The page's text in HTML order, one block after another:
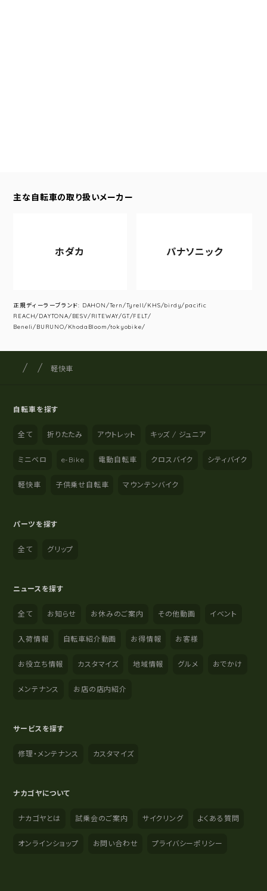
主な自転車の取り扱いメーカー
ホダカ パナソニック
正規ディーラーブランド: DAHON/Tern/Tyrell/KHS/birdy/pacific
REACH/DAYTONA/BESV/RITEWAY/GT/FELT/
Beneli/BURUNO/KhodaBloom/tokyobike/
サイト内の現在地
サイクルショップナカゴヤ
軽快車
自転車を探す
全て 折りたたみ アウトレット キッズ / ジュニア
ミニベロ e-Bike 電動自転車 クロスバイク シティバイク
軽快車 子供乗せ自転車 マウンテンバイク
パーツを探す
全て グリップ
ニュースを探す
全て お知らせ お休みのご案内 その他動画 イベント
入荷情報 自転車紹介動画 お得情報 お客様
お役立ち情報 カスタマイズ 地域情報 グルメ おでかけ
メンテナンス お店の店内紹介
サービスを探す
修理・メンテナンス カスタマイズ
ナカゴヤについて
ナカゴヤとは 試乗会のご案内 サイクリング よくある質問
オンラインショップ お問い合わせ プライバシーポリシー